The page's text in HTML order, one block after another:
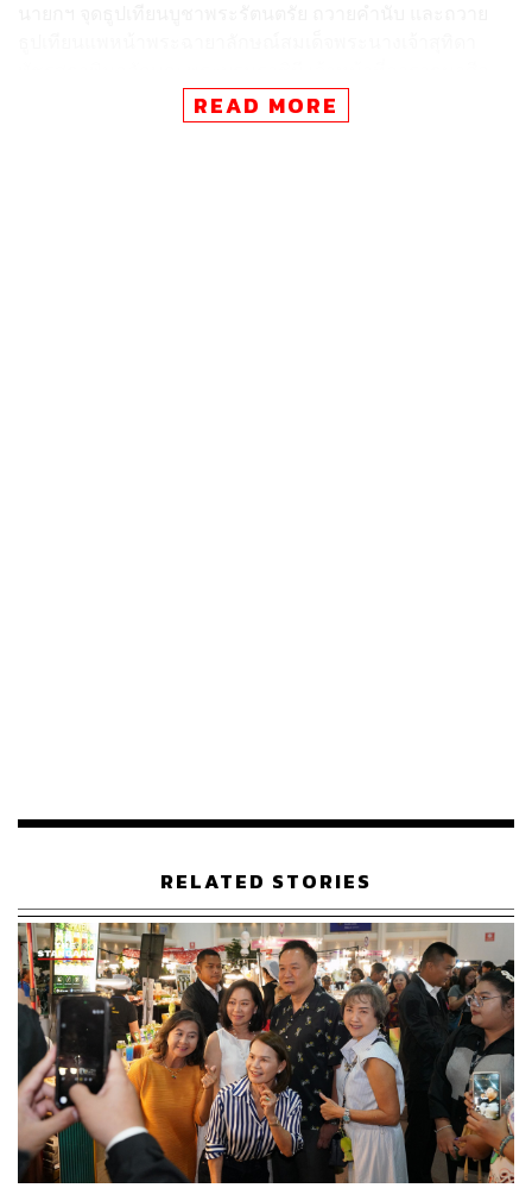
สมเด็จพระราชาคณะ พระราชาคณะ จำนวน 10รูป ให้ศีล
พระสงฆ์เจริญพระพุทธมนต์
READ MORE
RELATED STORIES